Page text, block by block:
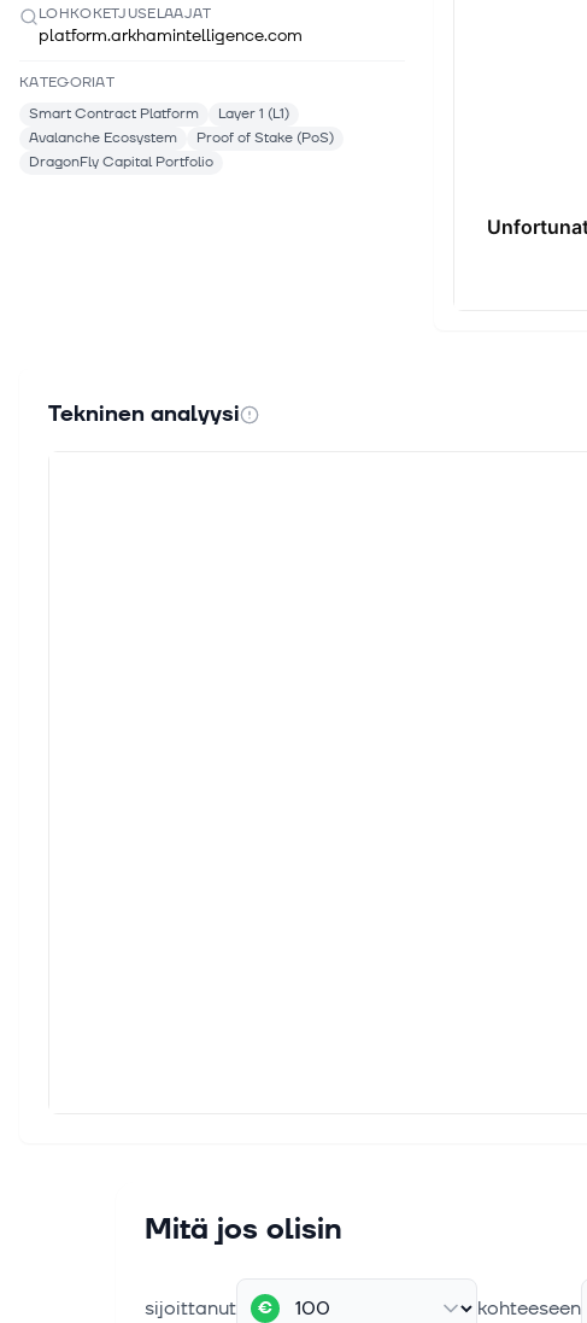
LOHKOKETJUSELAAJAT
platform.arkhamintelligence.com
KATEGORIAT
Smart Contract Platform
Layer 1 (L1)
Avalanche Ecosystem
Proof of Stake (PoS)
DragonFly Capital Portfolio
Tekninen analyysi
Mitä jos olisin
sijoittanut € kohteeseen